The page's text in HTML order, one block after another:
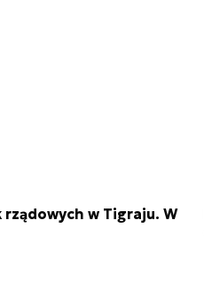
w Tigraju. W